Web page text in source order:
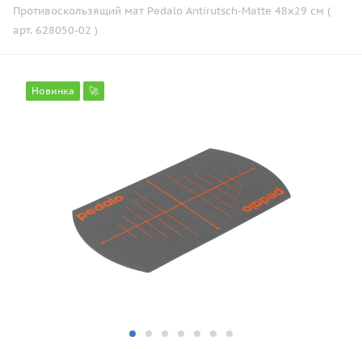
Противоскользящий мат Pedalo Antirutsch-Matte 48х29 см (
арт. 628050-02 )
Новинка 🚀